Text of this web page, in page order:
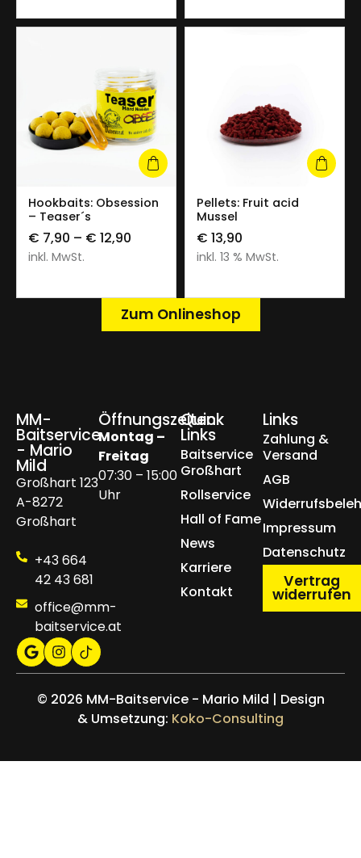
Hookbaits: Obsession
– Teaser´s
€ 7,90 – € 12,90
inkl. MwSt.
Pellets: Fruit acid
Mussel
€ 13,90
inkl. 13 % MwSt.
Zum Onlineshop
MM-
Baitservice
- Mario
Mild
Großhart 123
A-8272
Großhart
+43 664
42 43 681
office@mm-
baitservice.at
Öffnungszeiten
Montag –
Freitag
07:30 – 15:00
Uhr
Quick
Links
Baitservice
Großhart
Rollservice
Hall of Fame
News
Karriere
Kontakt
Links
Zahlung &
Versand
AGB
Impressum
Datenschutz
Vertrag
widerrufen
© 2026 MM-Baitservice - Mario Mild | Design
& Umsetzung: Koko-Consulting